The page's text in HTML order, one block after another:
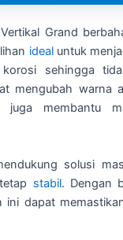
Vertikal Grand
idealuntuk
sehingga
mengubah warna
membantu
solusi
stabil. Dengan
ini dapat